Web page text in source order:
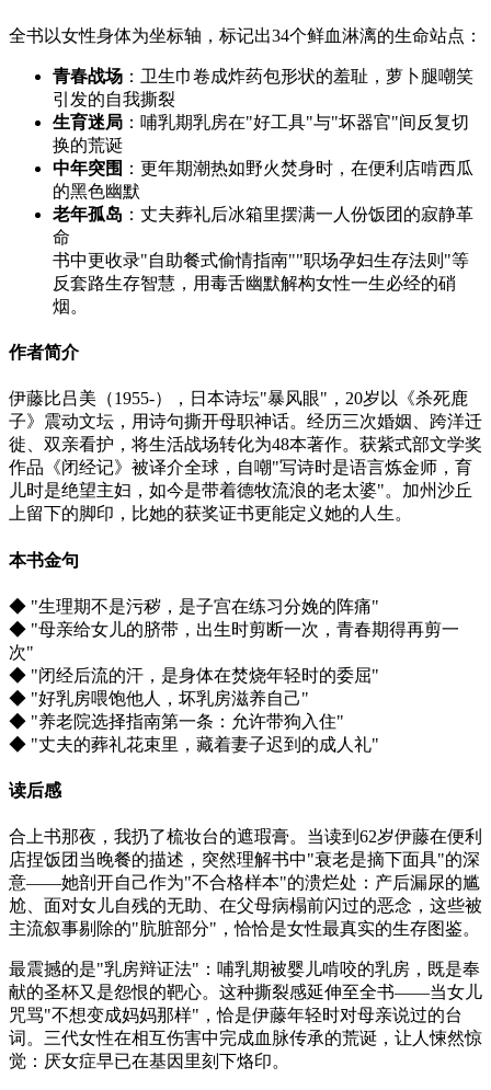
全书以女性身体为坐标轴，标记出34个鲜血淋漓的生命站点：
青春战场 ：卫生巾卷成炸药包形状的羞耻，萝卜腿嘲笑
引发的自我撕裂
生育迷局 ：哺乳期乳房在"好工具"与"坏器官"间反复切
换的荒诞
中年突围 ：更年期潮热如野火焚身时，在便利店啃西瓜
的黑色幽默
老年孤岛 ：丈夫葬礼后冰箱里摆满一人份饭团的寂静革
命
书中更收录"自助餐式偷情指南""职场孕妇生存法则"等
反套路生存智慧，用毒舌幽默解构女性一生必经的硝
烟。
作者简介
伊藤比吕美（1955-），日本诗坛"暴风眼"，20岁以《杀死鹿
子》震动文坛，用诗句撕开母职神话。经历三次婚姻、跨洋迁
徙、双亲看护，将生活战场转化为48本著作。获紫式部文学奖
作品《闭经记》被译介全球，自嘲"写诗时是语言炼金师，育
儿时是绝望主妇，如今是带着德牧流浪的老太婆"。加州沙丘
上留下的脚印，比她的获奖证书更能定义她的人生。
本书金句
◆ "生理期不是污秽，是子宫在练习分娩的阵痛"
◆ "母亲给女儿的脐带，出生时剪断一次，青春期得再剪一
次"
◆ "闭经后流的汗，是身体在焚烧年轻时的委屈"
◆ "好乳房喂饱他人，坏乳房滋养自己"
◆ "养老院选择指南第一条：允许带狗入住"
◆ "丈夫的葬礼花束里，藏着妻子迟到的成人礼"
读后感
合上书那夜，我扔了梳妆台的遮瑕膏。当读到62岁伊藤在便利
店捏饭团当晚餐的描述，突然理解书中"衰老是摘下面具"的深
意——她剖开自己作为"不合格样本"的溃烂处：产后漏尿的尴
尬、面对女儿自残的无助、在父母病榻前闪过的恶念，这些被
主流叙事剔除的"肮脏部分"，恰恰是女性最真实的生存图鉴。
最震撼的是"乳房辩证法"：哺乳期被婴儿啃咬的乳房，既是奉
献的圣杯又是怨恨的靶心。这种撕裂感延伸至全书——当女儿
咒骂"不想变成妈妈那样"，恰是伊藤年轻时对母亲说过的台
词。三代女性在相互伤害中完成血脉传承的荒诞，让人悚然惊
觉：厌女症早已在基因里刻下烙印。